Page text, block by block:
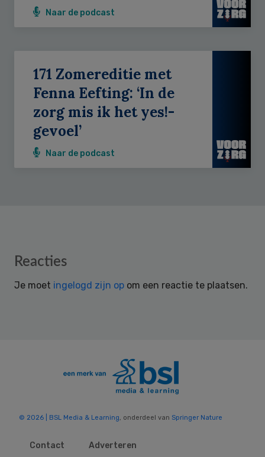
Naar de podcast
171 Zomereditie met
Fenna Eefting: ‘In de
zorg mis ik het yes!-
gevoel’
Naar de podcast
Reader
Reacties
Je moet ingelogd zijn op om een reactie te plaatsen.
© 2026 | BSL Media & Learning, onderdeel van Springer Nature
Contact Adverteren